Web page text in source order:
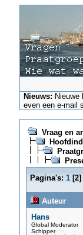
Nieuws:
even een e-mail
Vraag en
Pagina's: 1[2]
Auteur
Hans
Global Moderator
Schipper